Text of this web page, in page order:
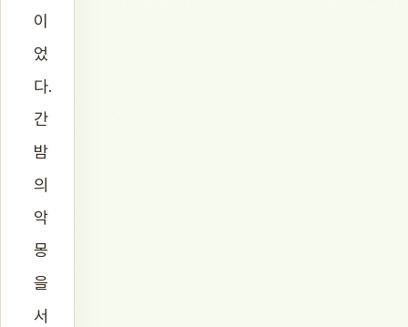
이
었
다.
간
밤
의
악
몽
을
서